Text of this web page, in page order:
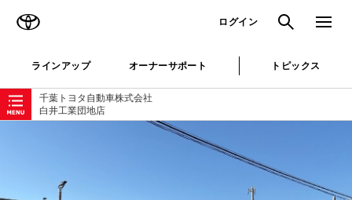
ログイン 検索 メニュ
ラインアップ オーナーサポート トピックス
千葉トヨタ自動車株式会社
白井工業団地店
ローカルナビゲーション